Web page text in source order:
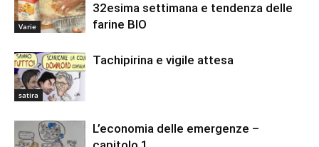
Varie
32esima settimana e tendenza delle
farine BIO
satira
Tachipirina e vigile attesa
L’economia delle emergenze –